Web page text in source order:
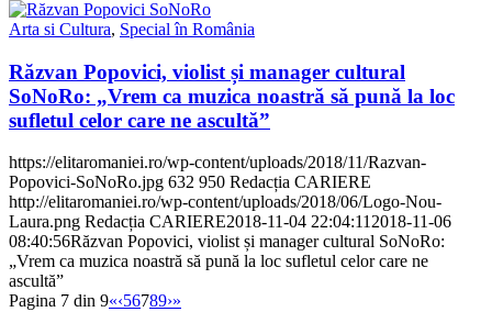
Arta si Cultura, Special în România
Răzvan Popovici, violist și manager cultural
SoNoRo: „Vrem ca muzica noastră să pună la loc
sufletul celor care ne ascultă”
https://elitaromaniei.ro/wp-content/uploads/2018/11/Razvan-
Popovici-SoNoRo.jpg 632 950 Redacția CARIERE
http://elitaromaniei.ro/wp-content/uploads/2018/06/Logo-Nou-
Laura.png Redacția CARIERE2018-11-04 22:04:11 2018-11-06
08:40:56Răzvan Popovici, violist și manager cultural SoNoRo:
„Vrem ca muzica noastră să pună la loc sufletul celor care ne
ascultă”
Pagina 7 din 9«‹56789›»